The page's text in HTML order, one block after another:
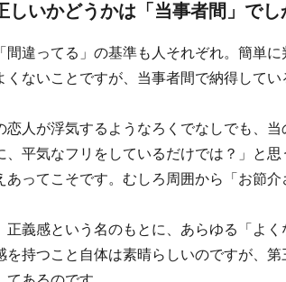
しいかどうかは「当事者間」で
間違ってる」の基準も人それぞれ。簡単
くないことですが、当事者間で納得して
恋人が浮気するようなろくでなしでも、
、平気なフリをしているだけでは？」と
あってこそです。むしろ周囲から「お節
正義感という名のもとに、あらゆる「よ
を持つこと自体は素晴らしいのですが、